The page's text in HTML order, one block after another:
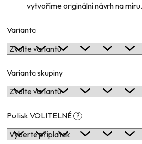
vytvoříme originální návrh na míru.
Varianta
Varianta skupiny
Potisk VOLITELNÉ ?